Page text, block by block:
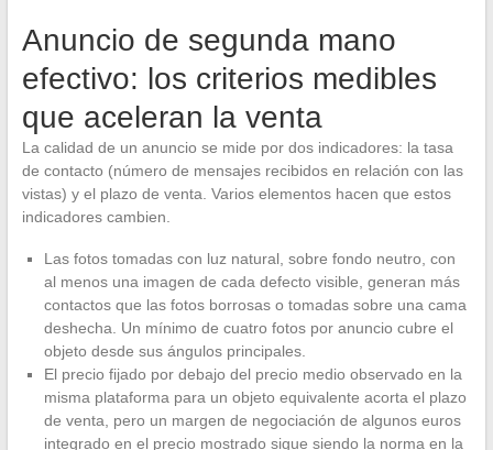
Anuncio de segunda mano
efectivo: los criterios medibles
que aceleran la venta
La calidad de un anuncio se mide por dos indicadores: la tasa
de contacto (número de mensajes recibidos en relación con las
vistas) y el plazo de venta. Varios elementos hacen que estos
indicadores cambien.
Las fotos tomadas con luz natural, sobre fondo neutro, con
al menos una imagen de cada defecto visible, generan más
contactos que las fotos borrosas o tomadas sobre una cama
deshecha. Un mínimo de cuatro fotos por anuncio cubre el
objeto desde sus ángulos principales.
El precio fijado por debajo del precio medio observado en la
misma plataforma para un objeto equivalente acorta el plazo
de venta, pero un margen de negociación de algunos euros
integrado en el precio mostrado sigue siendo la norma en la